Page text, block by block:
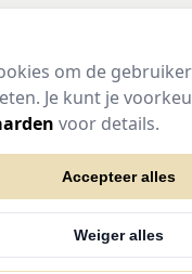
om de
Je kunt je
voor details.
Accepteer alles
Weiger alles